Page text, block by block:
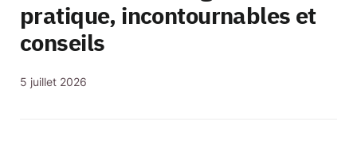
pratique, incontournables et
conseils
5 juillet 2026